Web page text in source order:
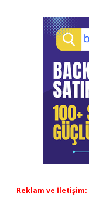
Reklam ve İletişim: